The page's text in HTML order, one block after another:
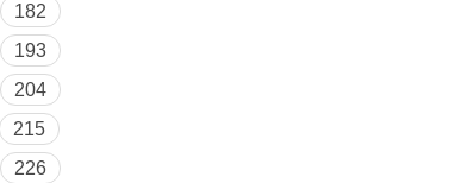
182
193
204
215
226